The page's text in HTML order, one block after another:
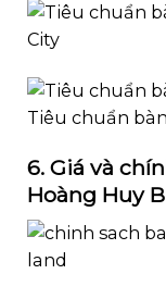
Tiêu chuẩn
6. Giá và
Hoàng Huy